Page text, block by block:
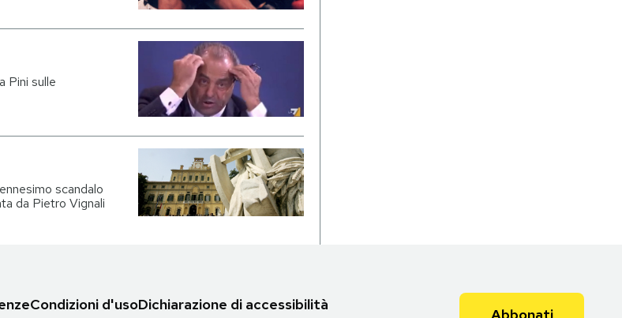
Pini sulle
scandalo
da Pietro Vignali
Condizioni d'usoDichiarazione di accessibilità
Abbonati